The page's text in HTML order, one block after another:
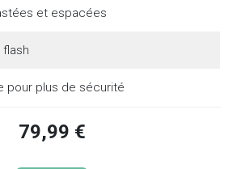
et espacées
pour plus de sécurité
79,99 €